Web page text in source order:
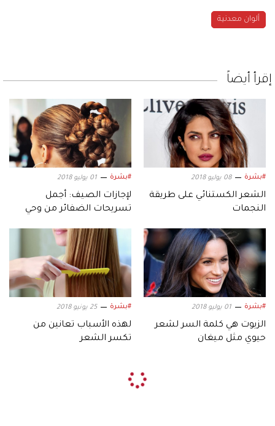
ألوان معدنية
إقرأ أيضاً
#بشرة 08 يوليو 2018
الشعر الكستنائي على طريقة
النجمات
#بشرة 01 يوليو 2018
لإجازات الصيف: أجمل
تسريحات الضفائر من وحي
#بشرة 01 يوليو 2018
الزيوت هي كلمة السر لشعر
حيوي مثل ميغان
#بشرة 25 يونيو 2018
لهذه الأسباب تعانين من
تكسر الشعر